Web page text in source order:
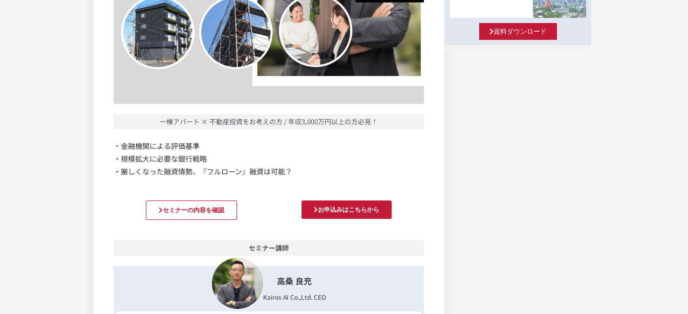
一棟アパート × 不動産投資をお考えの方 / 年収3,000万円以上の方必見！
・金融機関による評価基準
・規模拡大に必要な銀行戦略
・厳しくなった融資情勢、『フルローン』融資は可能？
セミナーの内容を確認 お申込みはこちらから
セミナー講師
高桑 良充
Kairos AI Co.,Ltd. CEO
資料ダウンロード